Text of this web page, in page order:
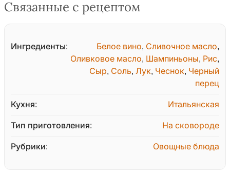
Связанные с рецептом
Ингредиенты: Белое вино, Сливочное масло,
Оливковое масло, Шампиньоны, Рис,
Сыр, Соль, Лук, Чеснок, Черный
перец
Кухня: Итальянская
Тип приготовления: На сковороде
Рубрики: Овощные блюда